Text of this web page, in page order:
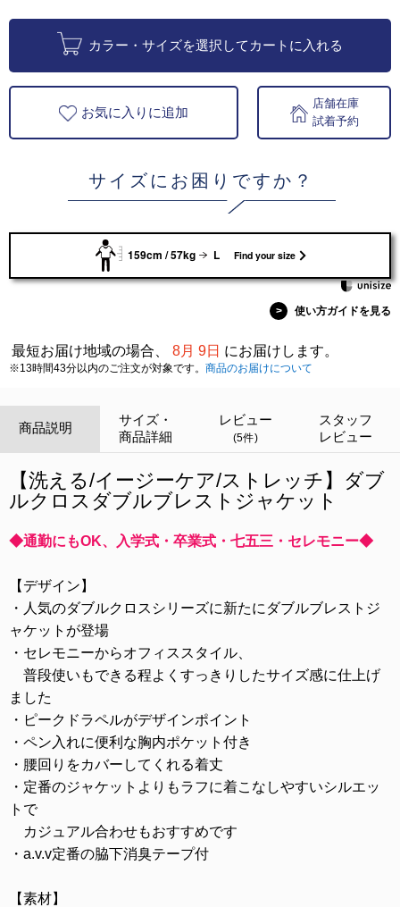
カラー・サイズを選択してカートに入れる
お気に入りに追加
店舗在庫
試着予約
サイズにお困りですか？
159cm / 57kg L Find your size
> 使い方ガイドを見る
最短お届け地域の場合、 8月 9日 にお届けします。
※13時間43分以内のご注文が対象です。 商品のお届けについて
商品説明
サイズ・
商品詳細
レビュー
(5件)
スタッフ
レビュー
【洗える/イージーケア/ストレッチ】ダブ
ルクロスダブルブレストジャケット
◆通勤にもOK、入学式・卒業式・七五三・セレモニー◆
【デザイン】
・人気のダブルクロスシリーズに新たにダブルブレストジ
ャケットが登場
・セレモニーからオフィススタイル、
普段使いもできる程よくすっきりしたサイズ感に仕上げ
ました
・ピークドラペルがデザインポイント
・ペン入れに便利な胸内ポケット付き
・腰回りをカバーしてくれる着丈
・定番のジャケットよりもラフに着こなしやすいシルエッ
トで
カジュアル合わせもおすすめです
・a.v.v定番の脇下消臭テープ付
【素材】